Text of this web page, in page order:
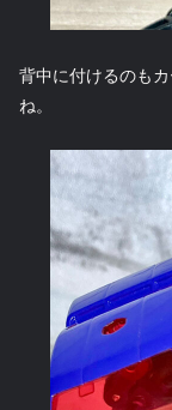
背中に付けるのも
ね。